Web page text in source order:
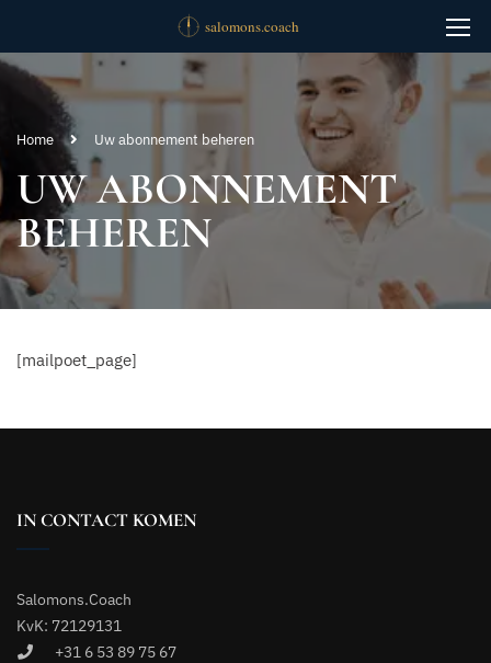
Home Uw abonnement beheren
UW ABONNEMENT
BEHEREN
[mailpoet_page]
IN CONTACT KOMEN
Salomons.Coach
KvK: 72129131
+31 6 53 89 75 67